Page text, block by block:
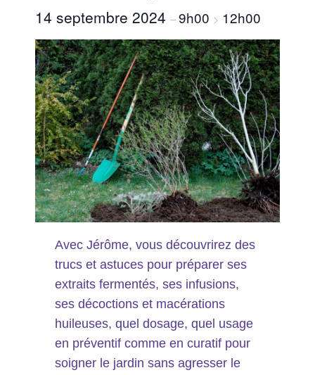
14 septembre 2024–9h00 > 12h00
Avec Jérôme, vous découvrirez des
trucs et astuces pour préparer ses
extraits fermentés, ses infusions,
ses décoctions et macérations
huileuses, quel dosage, quel usage
en préventif comme en curatif pour
soigner le jardin sans agresser le